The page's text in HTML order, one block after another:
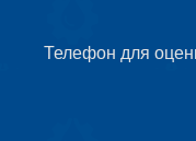
Телефон для